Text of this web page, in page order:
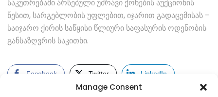
Manage Consent
საკუთრებაში არსებული უძრავი ქონების აუქციონის
წესით, სარგებლობის უფლებით, იჯარით გადაცემისას –
საიჯარო ქირის საწყისი წლიური საფასურის ოდენობის
განსაზღვრის საკითხი.
Facebook Twitter LinkedIn